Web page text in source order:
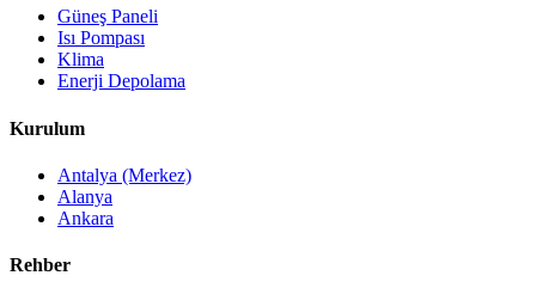
Güneş Paneli
Isı Pompası
Klima
Enerji Depolama
Kurulum
Antalya (Merkez)
Alanya
Ankara
Rehber